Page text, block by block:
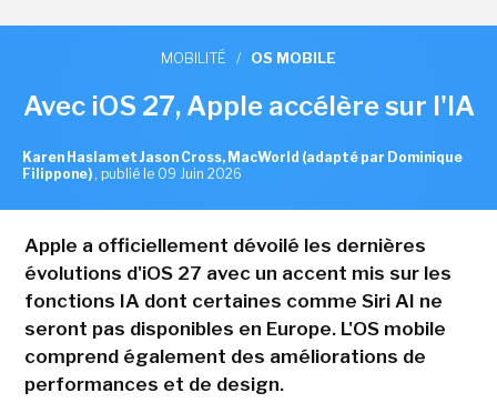
MOBILITÉ / OS MOBILE
Avec iOS 27, Apple accélère sur l'IA
Karen Haslam et Jason Cross, MacWorld (adapté par Dominique
Filippone) , publié le 09 Juin 2026
Apple a officiellement dévoilé les dernières
évolutions d'iOS 27 avec un accent mis sur les
fonctions IA dont certaines comme Siri AI ne
seront pas disponibles en Europe. L'OS mobile
comprend également des améliorations de
performances et de design.